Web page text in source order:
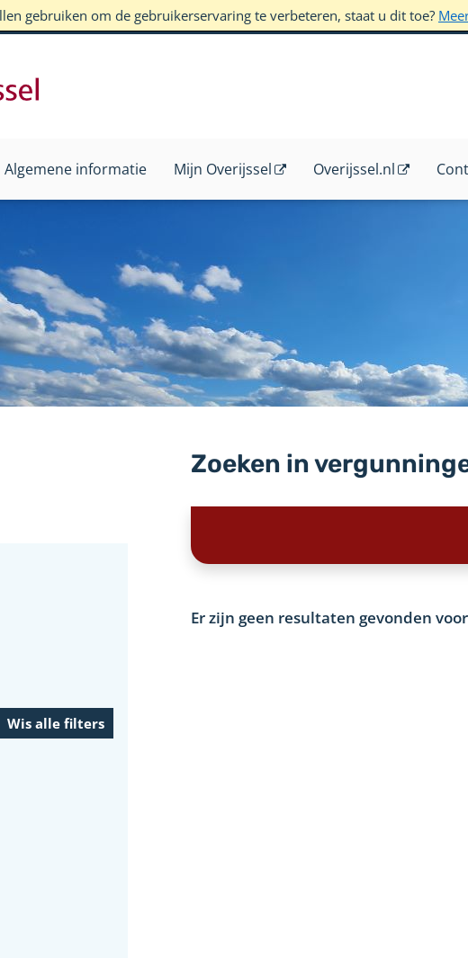
gebruiken om de gebruikerservaring te verbeteren, staat u dit toe?
Algemene informatie Mijn Overijssel Overijssel.nl
Zoeken in
Er zijn geen resultaten gevonden